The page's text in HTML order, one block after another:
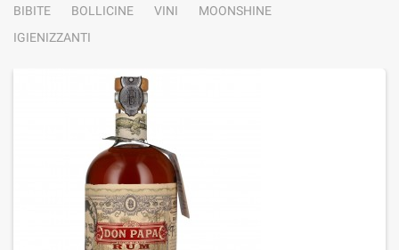
BIBITE
BOLLICINE VINI
MOONSHINE
IGIENIZZANTI